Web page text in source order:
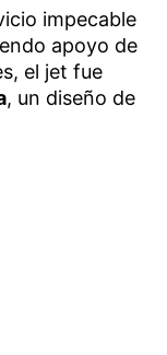
impecable
apoyo de
el jet fue
, un diseño de